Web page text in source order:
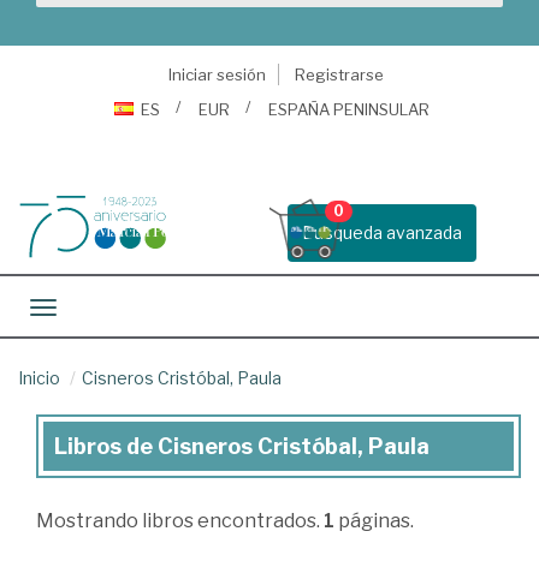
Iniciar sesión
Registrarse
ES
EUR ESPAÑA PENINSULAR
Busqueda avanzada
0
Toggle navigation
Inicio Cisneros Cristóbal, Paula
Libros
Cisneros
Libros de Cisneros Cristóbal, Paula
Mostrando libros encontrados. 1 páginas.